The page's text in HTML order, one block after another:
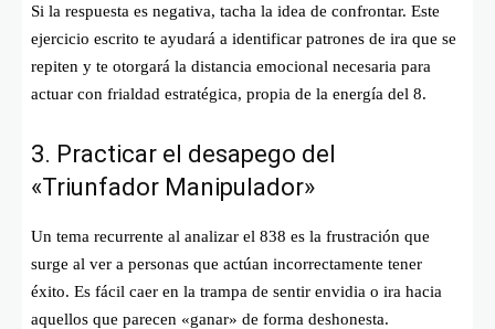
Si la respuesta es negativa, tacha la idea de confrontar. Este
ejercicio escrito te ayudará a identificar patrones de ira que se
repiten y te otorgará la distancia emocional necesaria para
actuar con frialdad estratégica, propia de la energía del 8.
3. Practicar el desapego del
«Triunfador Manipulador»
Un tema recurrente al analizar el 838 es la frustración que
surge al ver a personas que actúan incorrectamente tener
éxito. Es fácil caer en la trampa de sentir envidia o ira hacia
aquellos que parecen «ganar» de forma deshonesta.